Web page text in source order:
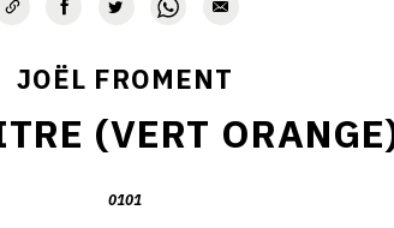
JOËL FROMENT
(VERT
0101